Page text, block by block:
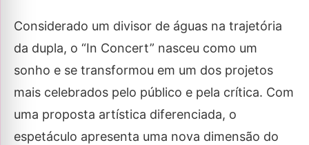
Considerado um divisor de águas na trajetória
da dupla, o “In Concert” nasceu como um
sonho e se transformou em um dos projetos
mais celebrados pelo público e pela crítica. Com
uma proposta artística diferenciada, o
espetáculo apresenta uma nova dimensão do